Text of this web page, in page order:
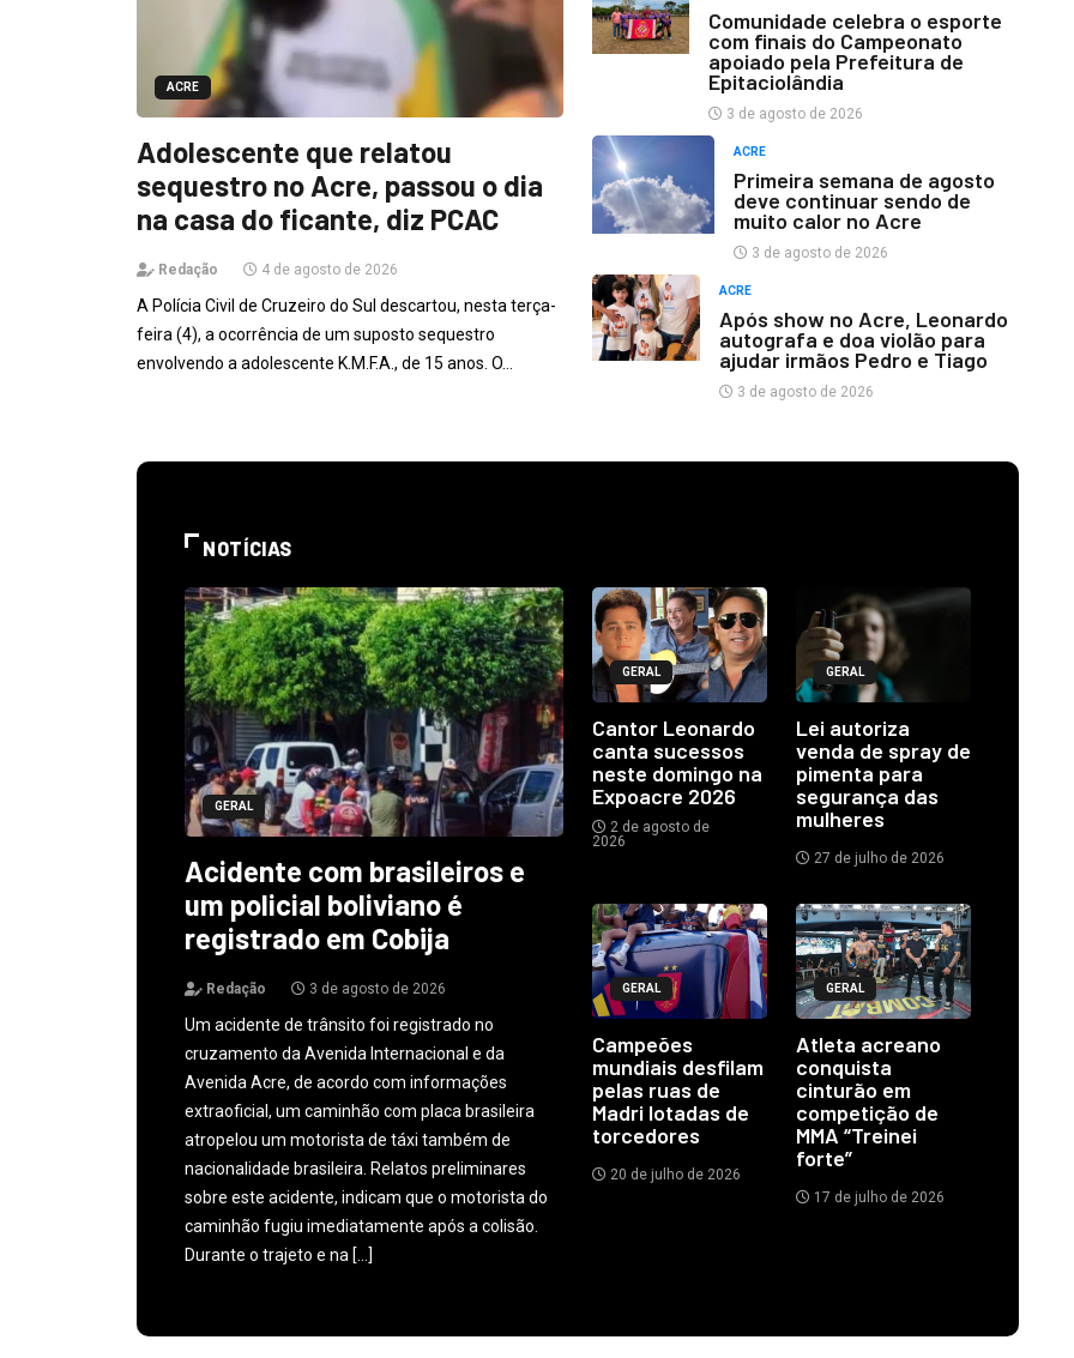
ACRE
Adolescente que relatou
sequestro no Acre, passou o dia
na casa do ficante, diz PCAC
Redação 4 de agosto de 2026
A Polícia Civil de Cruzeiro do Sul descartou, nesta terça-
feira (4), a ocorrência de um suposto sequestro
envolvendo a adolescente K.M.F.A., de 15 anos. O…
Comunidade celebra o esporte
com finais do Campeonato
apoiado pela Prefeitura de
Epitaciolândia
3 de agosto de 2026
ACRE
Primeira semana de agosto
deve continuar sendo de
muito calor no Acre
3 de agosto de 2026
ACRE
Após show no Acre, Leonardo
autografa e doa violão para
ajudar irmãos Pedro e Tiago
3 de agosto de 2026
NOTÍCIAS
GERAL
Acidente com brasileiros e
um policial boliviano é
registrado em Cobija
Redação 3 de agosto de 2026
Um acidente de trânsito foi registrado no
cruzamento da Avenida Internacional e da
Avenida Acre, de acordo com informações
extraoficial, um caminhão com placa brasileira
atropelou um motorista de táxi também de
nacionalidade brasileira. Relatos preliminares
sobre este acidente, indicam que o motorista do
caminhão fugiu imediatamente após a colisão.
Durante o trajeto e na […]
GERAL
Cantor Leonardo
canta sucessos
neste domingo na
Expoacre 2026
2 de agosto de
2026
GERAL
Lei autoriza
venda de spray de
pimenta para
segurança das
mulheres
27 de julho de 2026
GERAL
Campeões
mundiais desfilam
pelas ruas de
Madri lotadas de
torcedores
20 de julho de 2026
GERAL
Atleta acreano
conquista
cinturão em
competição de
MMA “Treinei
forte”
17 de julho de 2026